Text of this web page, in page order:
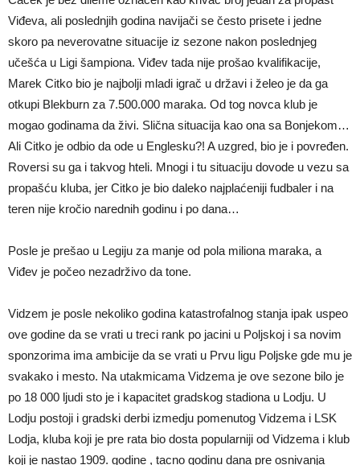
Viđeva, ali poslednjih godina navijači se često prisete i jedne
skoro pa neverovatne situacije iz sezone nakon poslednjeg
učešća u Ligi šampiona. Viđev tada nije prošao kvalifikacije,
Marek Citko bio je najbolji mladi igrač u državi i želeo je da ga
otkupi Blekburn za 7.500.000 maraka. Od tog novca klub je
mogao godinama da živi. Slična situacija kao ona sa Bonjekom…
Ali Citko je odbio da ode u Englesku?! A uzgred, bio je i povređen.
Roversi su ga i takvog hteli. Mnogi i tu situaciju dovode u vezu sa
propašću kluba, jer Citko je bio daleko najplaćeniji fudbaler i na
teren nije kročio narednih godinu i po dana…
Posle je prešao u Legiju za manje od pola miliona maraka, a
Viđev je počeo nezadrživo da tone.
Vidzem je posle nekoliko godina katastrofalnog stanja ipak uspeo
ove godine da se vrati u treci rank po jacini u Poljskoj i sa novim
sponzorima ima ambicije da se vrati u Prvu ligu Poljske gde mu je
svakako i mesto. Na utakmicama Vidzema je ove sezone bilo je
po 18 000 ljudi sto je i kapacitet gradskog stadiona u Lodju. U
Lodju postoji i gradski derbi izmedju pomenutog Vidzema i LSK
Lodja, kluba koji je pre rata bio dosta popularniji od Vidzema i klub
koji je nastao 1909. godine , tacno godinu dana pre osnivanja